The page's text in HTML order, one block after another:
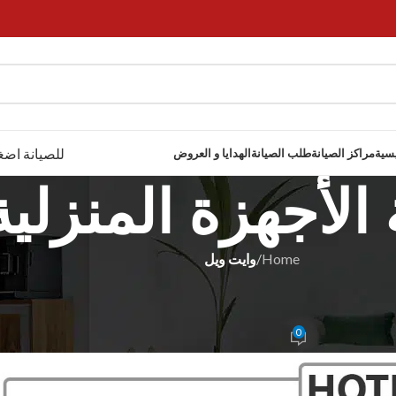
مراكز الصيانةطلب الصيانةالهدايا و العروض للصيانة
Home
/وايت ويل
Donia
0